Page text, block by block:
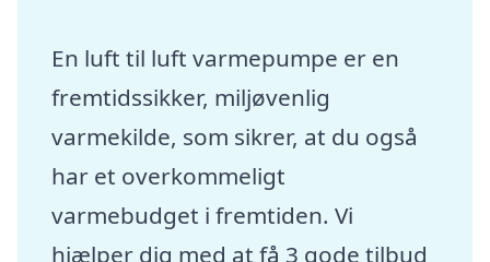
En luft til luft varmepumpe er en
fremtidssikker, miljøvenlig
varmekilde, som sikrer, at du også
har et overkommeligt
varmebudget i fremtiden. Vi
hjælper dig med at få 3 gode tilbud